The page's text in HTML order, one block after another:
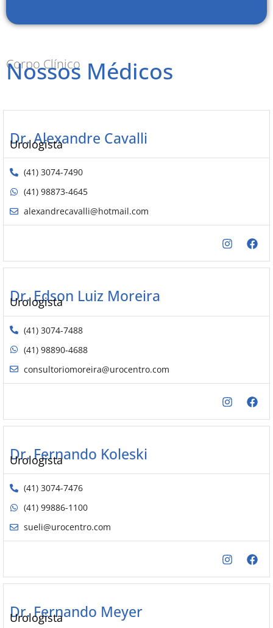
Corpo Clínico
Nossos Médicos
Dr. Alexandre Cavalli
Urologista
(41) 3074-7490
(41) 98873-4645
alexandrecavalli@hotmail.com
Dr. Edson Luiz Moreira
Urologista
(41) 3074-7488
(41) 98890-4688
consultoriomoreira@urocentro.com
Dr. Fernando Koleski
Urologista
(41) 3074-7476
(41) 99886-1100
sueli@urocentro.com
Dr. Fernando Meyer
Urologista